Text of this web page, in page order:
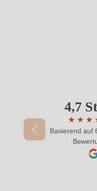
4,7
★ ★ ★
Basierend auf